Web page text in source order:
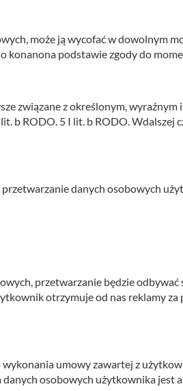
może ją wycofać w dowolnym
konanona podstawie zgody do
związane z określonym,
b RODO. 5 I lit. b RODO.
danych osobowych
przetwarzanie będzie
otrzymuje od nas reklamy
umowy zawartej z
osobowych użytkownika jest